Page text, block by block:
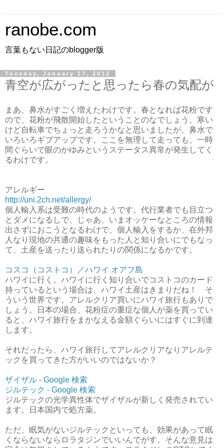
ranobe.com
言葉もない日記のblogger版
Tuesday, January 17, 2012
青空が広がったと思ったら春の気配が
まあ、鼻水がすごく増えたわけです。春となれば花粉です
ので、花粉が飛散開始したということのなでしょう。寒い
けど自転車でちょっと走ろうかなと思いましたが、鼻水で
いろいろギブアップです。ここを無理して走っても、一時
間ぐらいで眼のかゆみというステータス異常が発生してく
るわけです。
アレルギー
http://uni.2ch.net/allergy/
個人輸入系は受難の時代のようです。代行業者でも目立つ
とダメになるしで、じゃあ、いまオッケーなところの情報
出さずにおこうとなるわけで、個人輸入をするか、在外邦
人なり現地の共通の趣味をもった人と知り合いにでもなっ
て、土産を送ったり送られたりの関係になるかです。
コスコ（コストコ）／ハワイ オアフ島
ハワイに行く。ハワイに行く知り合いでコストコのカード
持っているという場合は、ハワイ土産はきまりだね！ そ
ういう世界です。アレルクリア買いにハワイ旅行もありで
しょう。日本の場合、花粉症の重症な個人が薬を買ってい
ると、ハワイ旅行をまかなえる金額ぐらいにはすぐに到達
します。
それだったら、ハワイ旅行してアレルクリアなりアレルテ
ックを買ってきた方がいいのではないか？
ザイザル - Google 検索
ジルテック - Google 検索
ジルテックの光学異性体でザイザルが新しく発売されてい
ます。日本国内で処方薬。
ただ、眠気がないジルテックといっても、効果があって眠
くならないならロラタジンでいいんでがす。そんな意見は